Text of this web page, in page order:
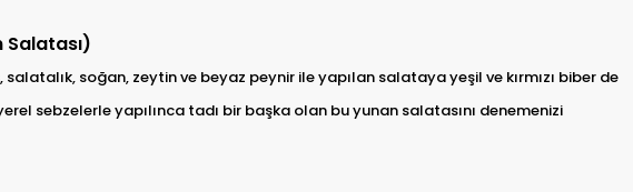
soğan, zeytin ve beyaz peynir ile yapılan salataya yeşil ve kırmızı biber de
sebzelerle yapılınca tadı bir başka olan bu yunan salatasını denemenizi